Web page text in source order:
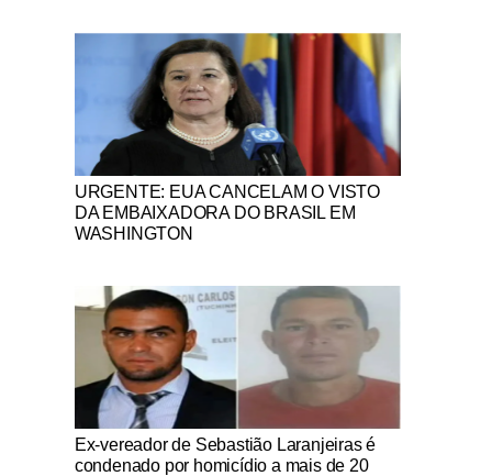
Notícias Católicas
URGENTE: EUA CANCELAM O VISTO
DA EMBAIXADORA DO BRASIL EM
WASHINGTON
Notícias Católicas
Ex-vereador de Sebastião Laranjeiras é
condenado por homicídio a mais de 20